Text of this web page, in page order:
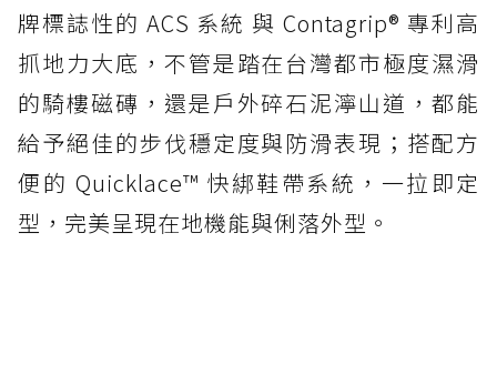
牌標誌性的 ACS 系統 與 Contagrip® 專利高
抓地力大底，不管是踏在台灣都市極度濕滑
的騎樓磁磚，還是戶外碎石泥濘山道，都能
給予絕佳的步伐穩定度與防滑表現；搭配方
便的 Quicklace™ 快綁鞋帶系統，一拉即定
型，完美呈現在地機能與俐落外型。